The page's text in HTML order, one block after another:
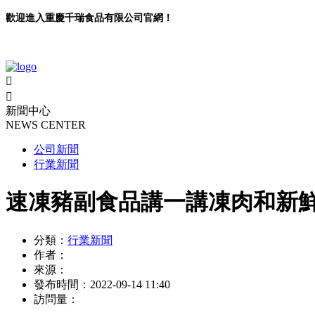
歡迎進入重慶千瑞食品有限公司官網！


新聞中心
NEWS CENTER
公司新聞
行業新聞
速凍豬副食品講一講凍肉和新
分類： 行業新聞
作者：
來源：
發布時間： 2022-09-14 11:40
訪問量：